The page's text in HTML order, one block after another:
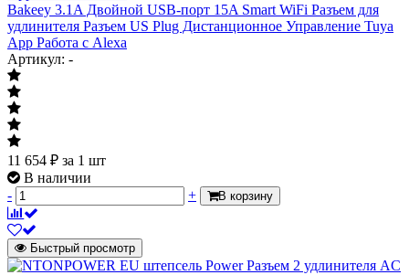
Bakeey 3.1A Двойной USB-порт 15A Smart WiFi Разъем для
удлинителя Разъем US Plug Дистанционное Управление Tuya
App Работа с Alexa
Артикул: -
11 654 ₽ за 1 шт
В наличии
-
+ В корзину
Быстрый просмотр